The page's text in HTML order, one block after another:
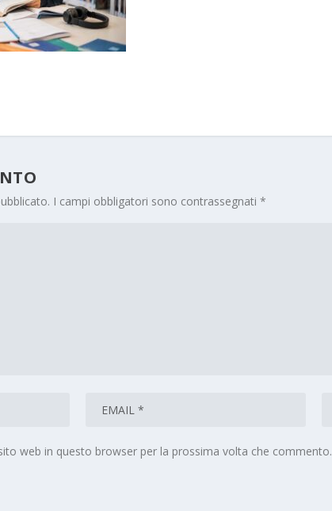
I campi obbligatori sono contrassegnati*
web in questo browser per la prossima volta che commento.